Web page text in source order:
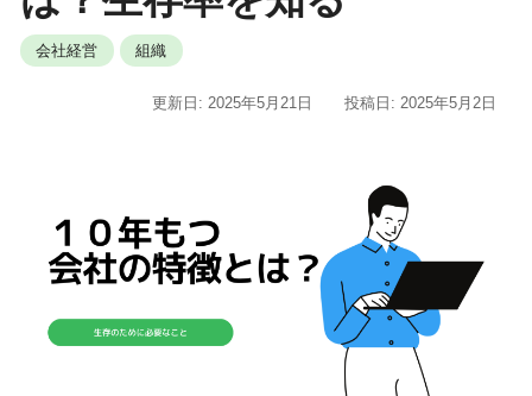
会社経営 組織
投稿日: 2025年5月2日
更新日: 2025年5月21日